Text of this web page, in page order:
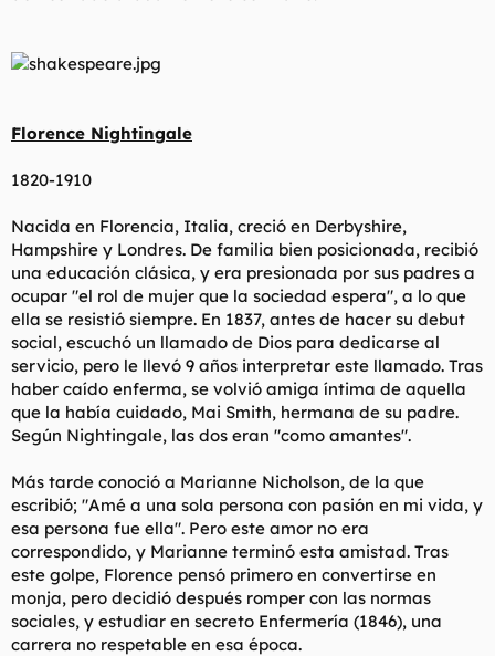
Florence Nightingale
1820-1910
Nacida en Florencia, Italia, creció en Derbyshire,
Hampshire y Londres. De familia bien posicionada, recibió
una educación clásica, y era presionada por sus padres a
ocupar "el rol de mujer que la sociedad espera", a lo que
ella se resistió siempre. En 1837, antes de hacer su debut
social, escuchó un llamado de Dios para dedicarse al
servicio, pero le llevó 9 años interpretar este llamado. Tras
haber caído enferma, se volvió amiga íntima de aquella
que la había cuidado, Mai Smith, hermana de su padre.
Según Nightingale, las dos eran "como amantes".
Más tarde conoció a Marianne Nicholson, de la que
escribió; "Amé a una sola persona con pasión en mi vida, y
esa persona fue ella". Pero este amor no era
correspondido, y Marianne terminó esta amistad. Tras
este golpe, Florence pensó primero en convertirse en
monja, pero decidió después romper con las normas
sociales, y estudiar en secreto Enfermería (1846), una
carrera no respetable en esa época.